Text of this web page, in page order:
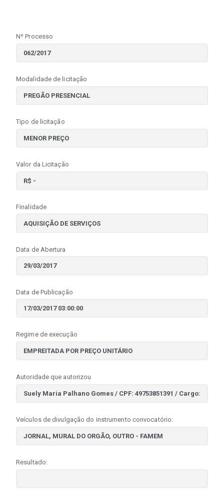
Nº Processo
Modalidade de licitação
Tipo de licitação
Valor da Licitação
Finalidade
Data de Abertura
Data de Publicação
Regime de execução
Autoridade que autorizou
Veículos de divulgação do instrumento convocatório:
Resultado: